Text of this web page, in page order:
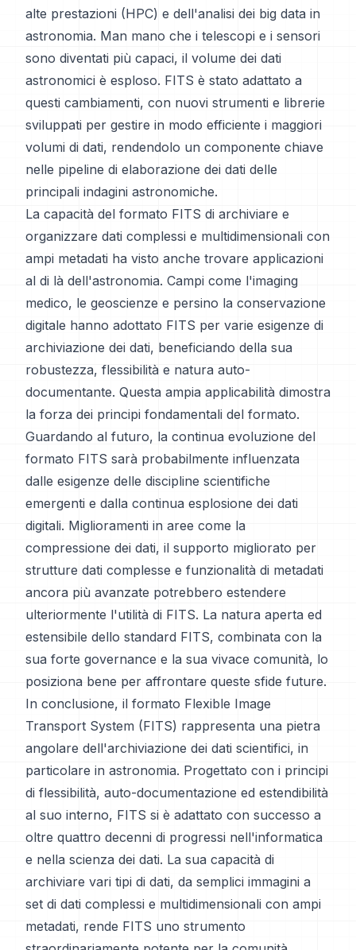
alte prestazioni (HPC) e dell'analisi dei big data in
astronomia. Man mano che i telescopi e i sensori
sono diventati più capaci, il volume dei dati
astronomici è esploso. FITS è stato adattato a
questi cambiamenti, con nuovi strumenti e librerie
sviluppati per gestire in modo efficiente i maggiori
volumi di dati, rendendolo un componente chiave
nelle pipeline di elaborazione dei dati delle
principali indagini astronomiche.
La capacità del formato FITS di archiviare e
organizzare dati complessi e multidimensionali con
ampi metadati ha visto anche trovare applicazioni
al di là dell'astronomia. Campi come l'imaging
medico, le geoscienze e persino la conservazione
digitale hanno adottato FITS per varie esigenze di
archiviazione dei dati, beneficiando della sua
robustezza, flessibilità e natura auto-
documentante. Questa ampia applicabilità dimostra
la forza dei principi fondamentali del formato.
Guardando al futuro, la continua evoluzione del
formato FITS sarà probabilmente influenzata
dalle esigenze delle discipline scientifiche
emergenti e dalla continua esplosione dei dati
digitali. Miglioramenti in aree come la
compressione dei dati, il supporto migliorato per
strutture dati complesse e funzionalità di metadati
ancora più avanzate potrebbero estendere
ulteriormente l'utilità di FITS. La natura aperta ed
estensibile dello standard FITS, combinata con la
sua forte governance e la sua vivace comunità, lo
posiziona bene per affrontare queste sfide future.
In conclusione, il formato Flexible Image
Transport System (FITS) rappresenta una pietra
angolare dell'archiviazione dei dati scientifici, in
particolare in astronomia. Progettato con i principi
di flessibilità, auto-documentazione ed estendibilità
al suo interno, FITS si è adattato con successo a
oltre quattro decenni di progressi nell'informatica
e nella scienza dei dati. La sua capacità di
archiviare vari tipi di dati, da semplici immagini a
set di dati complessi e multidimensionali con ampi
metadati, rende FITS uno strumento